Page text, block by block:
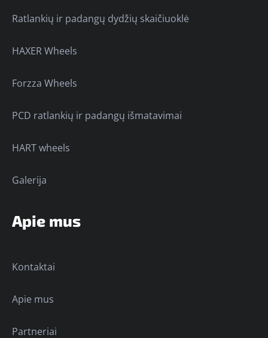
Ratlankių ir padangų dydžių skaičiuoklė
HAXER Wheels
Forzza Wheels
PCD ratlankių ir padangų išmatavimai
HART wheels
Galerija
Apie mus
Kontaktai
Apie mus
Partneriai